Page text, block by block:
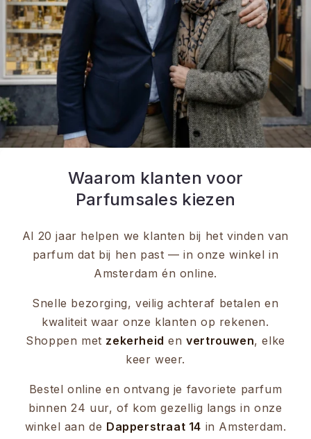
Waarom klanten voor
Parfumsales kiezen
Al 20 jaar helpen we klanten bij het vinden van
parfum dat bij hen past — in onze winkel in
Amsterdam én online.
Snelle bezorging, veilig achteraf betalen en
kwaliteit waar onze klanten op rekenen.
Shoppen met zekerheid envertrouwen, elke
keer weer.
Bestel online en ontvang je favoriete parfum
binnen 24 uur, of kom gezellig langs in onze
winkel aan de Dapperstraat 14 in Amsterdam.